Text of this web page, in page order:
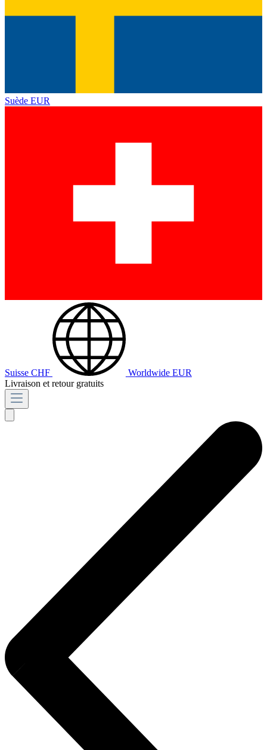
Suède EUR
Suisse CHF Worldwide EUR
Livraison et retour gratuits